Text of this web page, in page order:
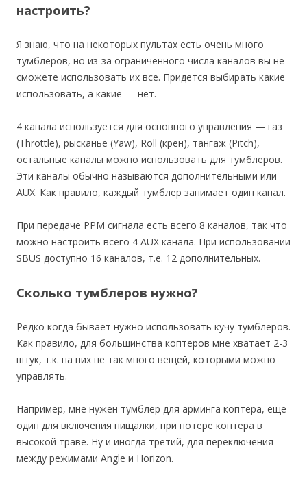
настроить?
Я знаю, что на некоторых пультах есть очень много
тумблеров, но из-за ограниченного числа каналов вы не
сможете использовать их все. Придется выбирать какие
использовать, а какие — нет.
4 канала используется для основного управления — газ
(Throttle), рысканье (Yaw), Roll (крен), тангаж (Pitch),
остальные каналы можно использовать для тумблеров.
Эти каналы обычно называются дополнительными или
AUX. Как правило, каждый тумблер занимает один канал.
При передаче PPM сигнала есть всего 8 каналов, так что
можно настроить всего 4 AUX канала. При использовании
SBUS доступно 16 каналов, т.е. 12 дополнительных.
Сколько тумблеров нужно?
Редко когда бывает нужно использовать кучу тумблеров.
Как правило, для большинства коптеров мне хватает 2-3
штук, т.к. на них не так много вещей, которыми можно
управлять.
Например, мне нужен тумблер для арминга коптера, еще
один для включения пищалки, при потере коптера в
высокой траве. Ну и иногда третий, для переключения
между режимами Angle и Horizon.